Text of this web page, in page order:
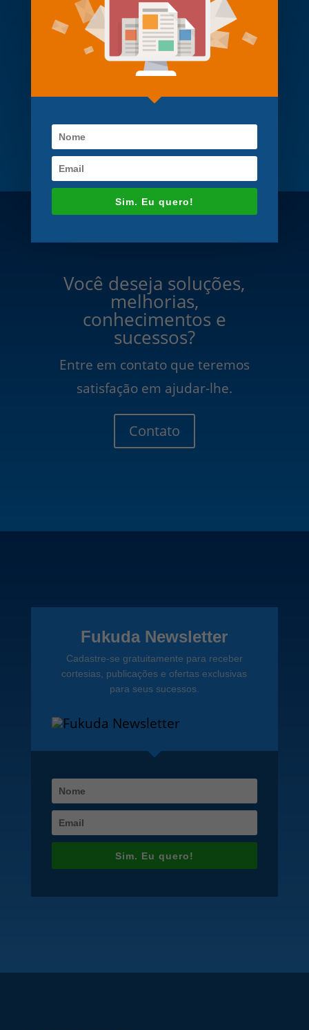
Prof. Maurício José Ferrari Rey
Coordenador Centro de
Estudos da Faculdade de
Engenharia da UERJ
Você deseja soluções,
melhorias,
conhecimentos e
sucessos?
Entre em contato que teremos
satisfação em ajudar-lhe.
Contato
Fukuda Newsletter
Cadastre-se gratuitamente para receber
cortesias, publicações e ofertas exclusivas
para seus sucessos.
Sim. Eu quero!
Sim. Eu quero!